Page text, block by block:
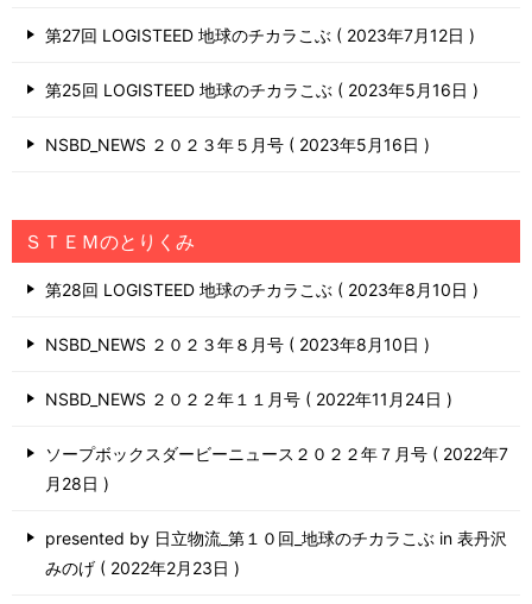
第27回 LOGISTEED 地球のチカラこぶ 2023年7月12日
第25回 LOGISTEED 地球のチカラこぶ 2023年5月16日
NSBD_NEWS ２０２３年５月号 2023年5月16日
ＳＴＥＭのとりくみ
第28回 LOGISTEED 地球のチカラこぶ 2023年8月10日
NSBD_NEWS ２０２３年８月号 2023年8月10日
NSBD_NEWS ２０２２年１１月号 2022年11月24日
ソープボックスダービーニュース２０２２年７月号
2022年7
月28日
presented by 日立物流_第１０回_地球のチカラこぶ in 表丹沢
みのげ
2022年2月23日